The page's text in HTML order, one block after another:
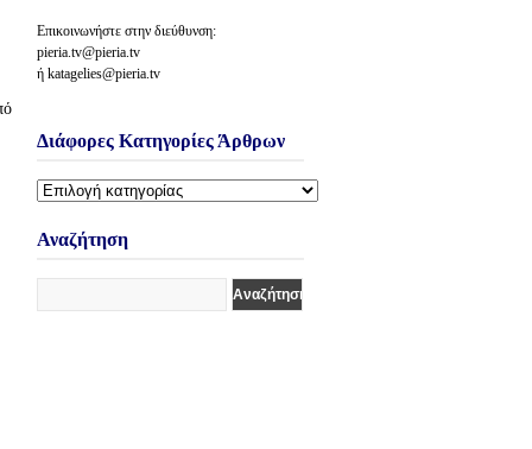
Επικοινωνήστε στην διεύθυνση:
pieria.tv@pieria.tv
ή katagelies@pieria.tv
Διάφορες Κατηγορίες Άρθρων
Διάφορες
Άρθρων
Αναζήτηση